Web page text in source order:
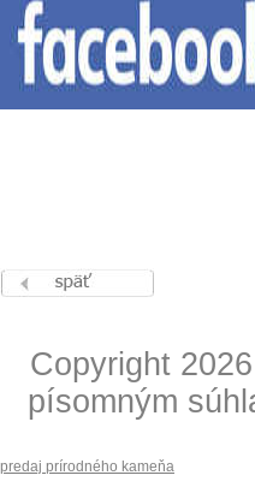
Copyright
písomným
predaj prírodného kameňa